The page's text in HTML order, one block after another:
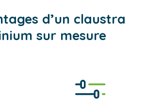
d’un claustra
sur mesure